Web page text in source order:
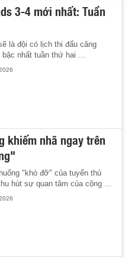
3-4 mới nhất: Tuần
là đội có lịch thi đấu căng
bậc nhất tuần thứ hai ...
khiếm nhã ngay trên
"khó đỡ" của tuyển thủ
hút sự quan tâm của cộng ...